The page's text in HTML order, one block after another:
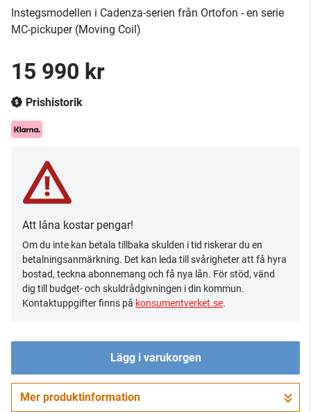
Instegsmodellen i Cadenza-serien från Ortofon - en serie
MC-pickuper (Moving Coil)
15 990 kr
Prishistorik
Att låna kostar pengar!
Om du inte kan betala tillbaka skulden i tid riskerar du en
betalningsanmärkning. Det kan leda till svårigheter att få hyra
bostad, teckna abonnemang och få nya lån. För stöd, vänd
dig till budget- och skuldrådgivningen i din kommun.
Kontaktuppgifter finns på konsumentverket.se.
Lägg i varukorgen
Gå till kassan
Mer produktinformation